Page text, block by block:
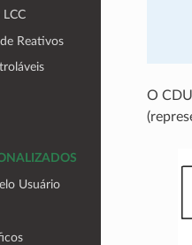
Reativos
Usuário
O